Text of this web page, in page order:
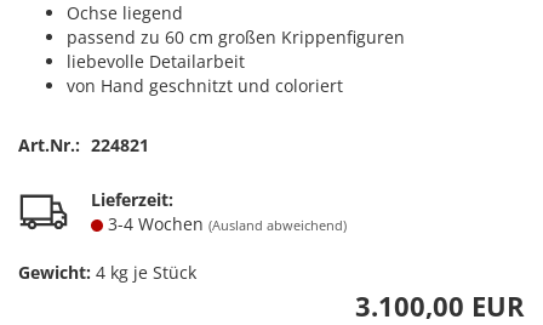
Ochse liegend
passend zu 60 cm großen Krippenfiguren
liebevolle Detailarbeit
von Hand geschnitzt und coloriert
Art.Nr.: 224821
Lieferzeit:
3-4 Wochen (Ausland abweichend)
Gewicht: 4 kg je Stück
3.100,00 EUR